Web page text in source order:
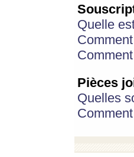
Quelle
Pièces
Quelles